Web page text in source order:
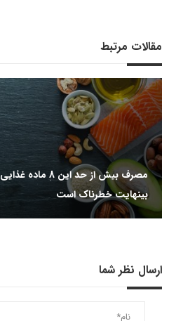
مقالات مرتبط
مصرف بیش از حد این 8 ماده غذایی
بینهایت خطرناک است
ارسال نظر شما